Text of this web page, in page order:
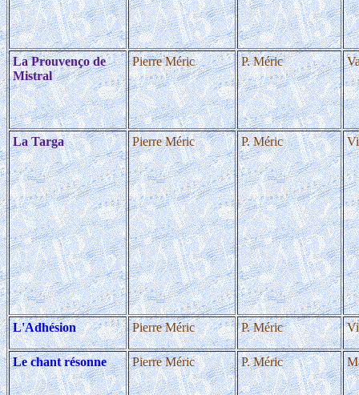
La Prouvenço de
Mistral
Pierre Méric P. Méric
La Targa Pierre Méric P. Méric
L'Adhésion Pierre Méric P. Méric
Le chant résonne Pierre Méric P. Méric